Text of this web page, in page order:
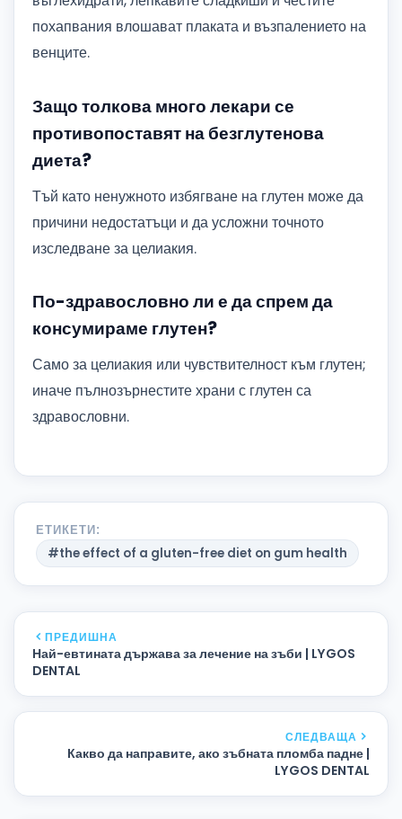
похапвания влошават плаката и възпалението на
венците.
Защо толкова много лекари се
противопоставят на безглутенова
диета?
Тъй като ненужното избягване на глутен може да
причини недостатъци и да усложни точното
изследване за целиакия.
По-здравословно ли е да спрем да
консумираме глутен?
Само за целиакия или чувствителност към глутен;
иначе пълнозърнестите храни с глутен са
здравословни.
ЕТИКЕТИ:
#the effect of a gluten-free diet on gum health
ПРЕДИШНА
Най-евтината държава за лечение на зъби | LYGOS
DENTAL
СЛЕДВАЩА
Какво да направите, ако зъбната пломба падне |
LYGOS DENTAL